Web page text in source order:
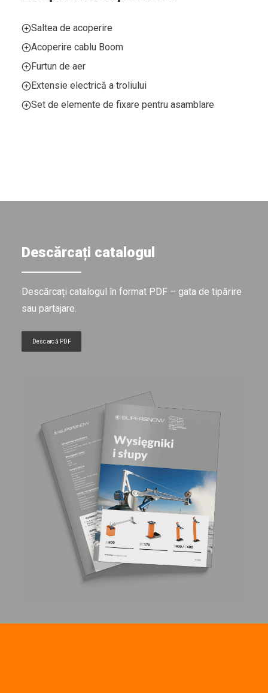
Saltea de acoperire
Acoperire cablu Boom
Furtun de aer
Extensie electrică a troliului
Set de elemente de fixare pentru asamblare
Descărcați catalogul
Descărcați catalogul în format PDF – gata de tipărire
sau partajare.
Descarcă PDF